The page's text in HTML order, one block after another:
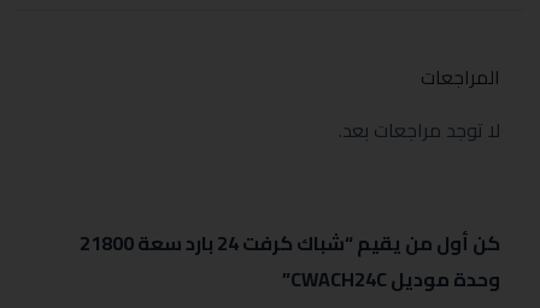
المراجعات
لا توجد مراجعات بعد.
كن أول من يقيم “شباك كرفت 24 بارد سعة 21800
وحدة موديل CWACH24C”